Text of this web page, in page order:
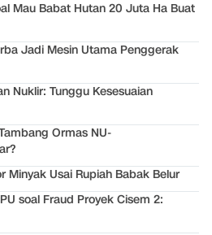
Mau Babat Hutan 20 Juta Ha Buat
Jadi Mesin Utama Penggerak
Nuklir: Tunggu Kesesuaian
Ormas NU-
Minyak Usai Rupiah Babak Belur
soal Fraud Proyek Cisem 2: